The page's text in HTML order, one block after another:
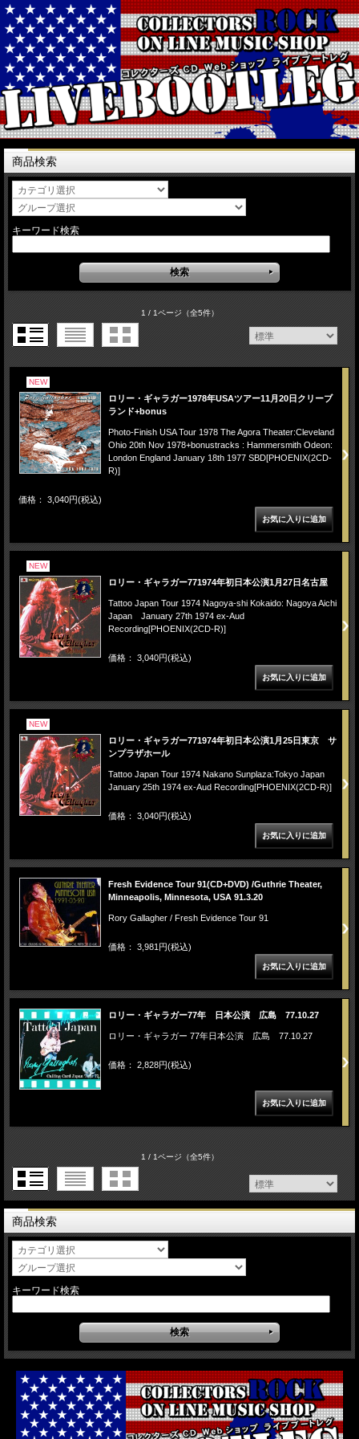
商品検索
キーワード検索
1 / 1ページ（全5件）
NEW
ロリー・ギャラガー1978年USAツアー11月20日クリーブ
ランド+bonus
Photo-Finish USA Tour 1978 The Agora Theater:Cleveland
Ohio 20th Nov 1978+bonustracks : Hammersmith Odeon:
London England January 18th 1977 SBD[PHOENIX(2CD-
R)]
価格： 3,040円(税込)
NEW
ロリー・ギャラガー771974年初日本公演1月27日名古屋
Tattoo Japan Tour 1974 Nagoya-shi Kokaido: Nagoya Aichi
Japan January 27th 1974 ex-Aud
Recording[PHOENIX(2CD-R)]
価格： 3,040円(税込)
NEW
ロリー・ギャラガー771974年初日本公演1月25日東京 サ
ンプラザホール
Tattoo Japan Tour 1974 Nakano Sunplaza:Tokyo Japan
January 25th 1974 ex-Aud Recording[PHOENIX(2CD-R)]
価格： 3,040円(税込)
Fresh Evidence Tour 91(CD+DVD) /Guthrie Theater,
Minneapolis, Minnesota, USA 91.3.20
Rory Gallagher / Fresh Evidence Tour 91
価格： 3,981円(税込)
ロリー・ギャラガー77年 日本公演 広島 77.10.27
ロリー・ギャラガー 77年日本公演 広島 77.10.27
価格： 2,828円(税込)
1 / 1ページ（全5件）
商品検索
キーワード検索